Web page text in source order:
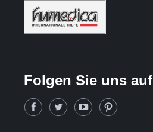
Folgen Sie uns auf